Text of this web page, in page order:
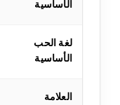
الأساسية
لغة الحب
الأساسية
العلامة